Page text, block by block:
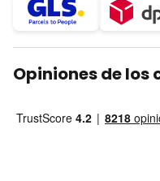
Opiniones de los